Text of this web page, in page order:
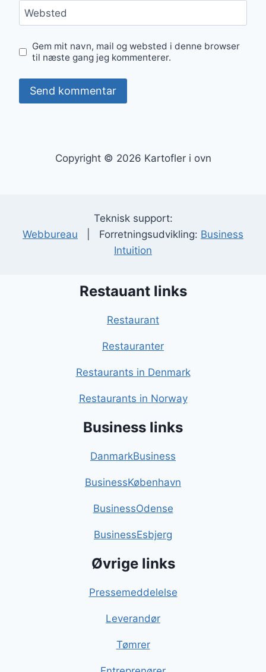
Websted
Gem mit navn, mail og websted i denne browser
til næste gang jeg kommenterer.
Copyright © 2026 Kartofler i ovn
Teknisk support:
Webbureau | Forretningsudvikling: Business
Intuition
Restauant links
Restaurant
Restauranter
Restaurants in Denmark
Restaurants in Norway
Business links
DanmarkBusiness
BusinessKøbenhavn
BusinessOdense
BusinessEsbjerg
Øvrige links
Pressemeddelelse
Leverandør
Tømrer